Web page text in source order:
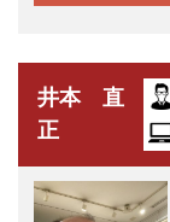
井本 直
正